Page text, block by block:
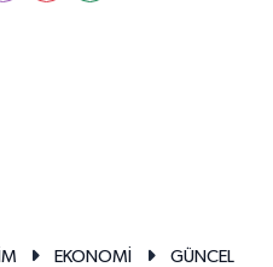
EKONOMİ
GÜNCEL